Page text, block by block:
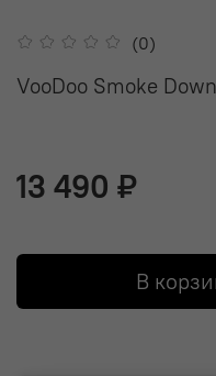
(0)
VooDoo Smoke
13 490 ₽
В